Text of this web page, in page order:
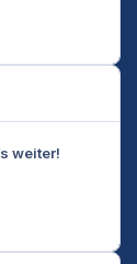
weiter!